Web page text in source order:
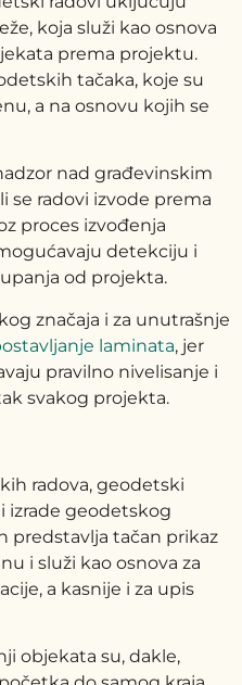
koja služi kao osnova
prema projektu.
tačaka, koje su
a na osnovu kojih se
nad građevinskim
se radovi izvode prema
proces izvođenja
detekciju i
od projekta.
značaja i za unutrašnje
laminata, jer
pravilno nivelisanje i
svakog projekta.
radova, geodetski
izrade geodetskog
predstavlja tačan prikaz
i služi kao osnova za
a kasnije i za upis
objekata su, dakle,